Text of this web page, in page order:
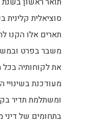
תארים אלו הקנו
משבר בפרט
את לקוחותיה
מעודכנת
ומשתלמת תדיר
בתחומים של דיני